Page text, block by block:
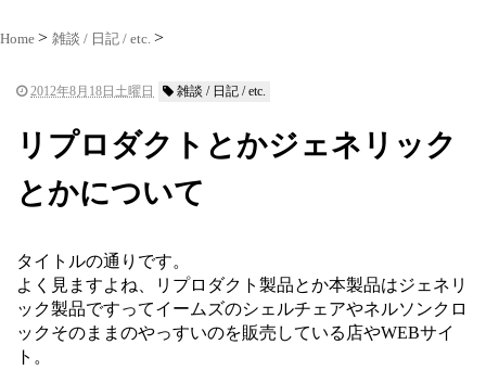
Home 雑談 / 日記 / etc.
2012年8月18日土曜日 雑談 / 日記 / etc.
リプロダクトとかジェネリック
とかについて
タイトルの通りです。
よく見ますよね、リプロダクト製品とか本製品はジェネリ
ック製品ですってイームズのシェルチェアやネルソンクロ
ックそのままのやっすいのを販売している店やWEBサイ
ト。